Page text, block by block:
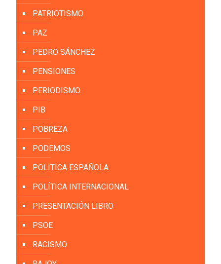
PATRIOTISMO
PAZ
PEDRO SÁNCHEZ
PENSIONES
PERIODISMO
PIB
POBREZA
PODEMOS
POLITICA ESPAÑOLA
POLÍTICA INTERNACIONAL
PRESENTACIÓN LIBRO
PSOE
RACISMO